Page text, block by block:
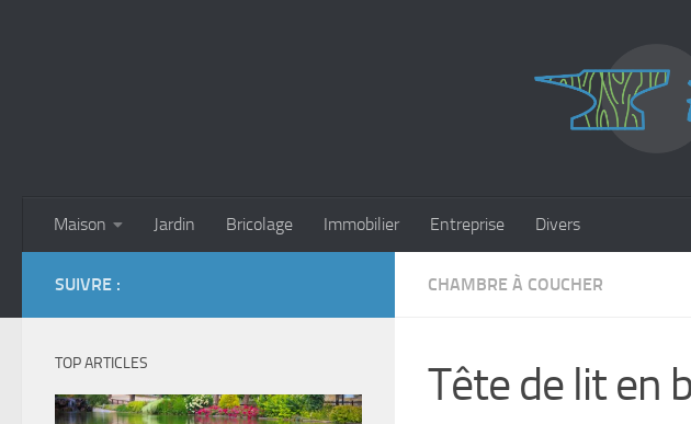
Maison Jardin Bricolage Immobilier Entreprise Divers
CHAMBRE À COUCHER
Tête de lit en
SUIVRE :
TOP ARTICLES